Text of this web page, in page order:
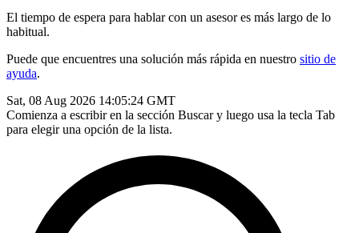
El tiempo de espera para hablar con un asesor es más largo de lo
habitual.
Puede que encuentres una solución más rápida en nuestro sitio de
ayuda.
Sat, 08 Aug 2026 14:05:24 GMT
Comienza a escribir en la sección Buscar y luego usa la tecla Tab
para elegir una opción de la lista.